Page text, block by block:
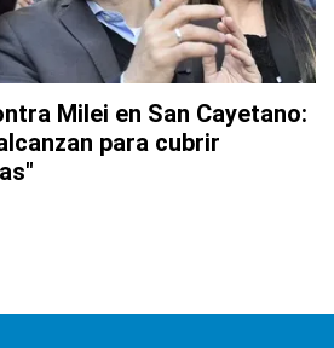
Milei en San Cayetano:
para cubrir